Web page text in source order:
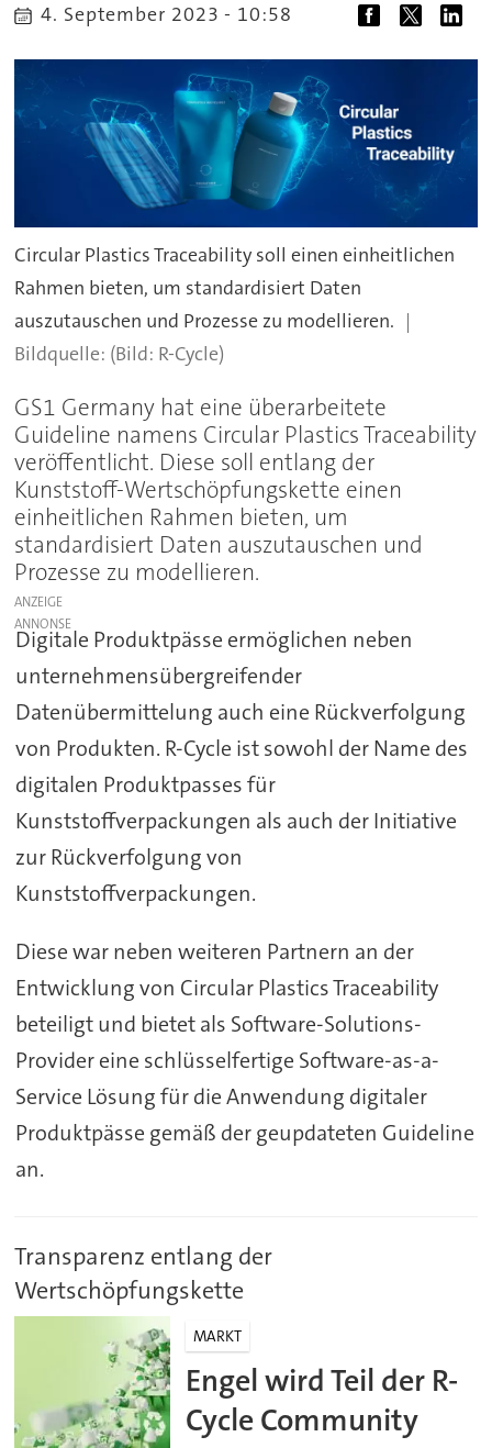
4. September 2023 - 10:58
Circular Plastics Traceability soll einen einheitlichen
Rahmen bieten, um standardisiert Daten
auszutauschen und Prozesse zu modellieren.
(Bild: R-Cycle)
GS1 Germany hat eine überarbeitete
Guideline namens Circular Plastics Traceability
veröffentlicht. Diese soll entlang der
Kunststoff-Wertschöpfungskette einen
einheitlichen Rahmen bieten, um
standardisiert Daten auszutauschen und
Prozesse zu modellieren.
ANZEIGE
Digitale Produktpässe ermöglichen neben
unternehmensübergreifender
Datenübermittelung auch eine Rückverfolgung
von Produkten. R-Cycle ist sowohl der Name des
digitalen Produktpasses für
Kunststoffverpackungen als auch der Initiative
zur Rückverfolgung von
Kunststoffverpackungen.
Diese war neben weiteren Partnern an der
Entwicklung von Circular Plastics Traceability
beteiligt und bietet als Software-Solutions-
Provider eine schlüsselfertige Software-as-a-
Service Lösung für die Anwendung digitaler
Produktpässe gemäß der geupdateten Guideline
an.
Transparenz entlang der
Wertschöpfungskette
MARKT
Engel wird Teil der R-
Cycle Community